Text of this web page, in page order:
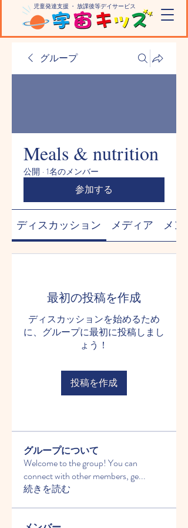
宇宙のように大きな無限大の可能性を引き出し 子どもたちの未来を育む
児童発達支援 ・ 放課後等デイサービス
グループ
Meals & nutrition
公開 · 1名のメンバー
参加する
ディスカッション メディア メン
最初の投稿を作成
ディスカッションを始めるため
に、グループに最初に投稿しまし
ょう！
投稿を作成
グループについて
Welcome to the group! You can
connect with other members, ge...
続きを読む